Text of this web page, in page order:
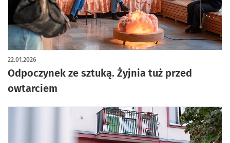
Odpoczynek ze sztuką. Żyjnia tuż przed
owtarciem
22.01.2026
artykuł z galerią zdjęć